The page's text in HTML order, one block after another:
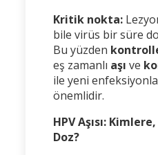
Kritik nokta:
bile virüs bir süre
Bu yüzden
eş zamanlı aşı ve
ile yeni
önemlidir.
HPV Aşısı:
Doz?